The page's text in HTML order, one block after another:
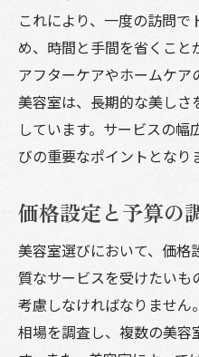
自信を引き出す
美容室でのリラ
新しい自分を発
美容室で得られ
継続的なケアの重
これにより、一度の訪問
め、時間と手間を省くこと
アフターケアやホームケ
美容室は、長期的な美し
しています。サービスの
びの重要なポイントとなり
価格設定と予算の
美容室選びにおいて、価格
質なサービスを受けたいも
考慮しなければなりません
相場を調査し、複数の美